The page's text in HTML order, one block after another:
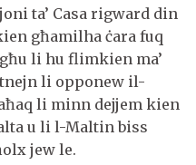
ta’ Casa rigward din
għamilha ċara fuq
li hu flimkien ma’
li opponew il-
li minn dejjem kien
u li l-Maltin biss
jew le.